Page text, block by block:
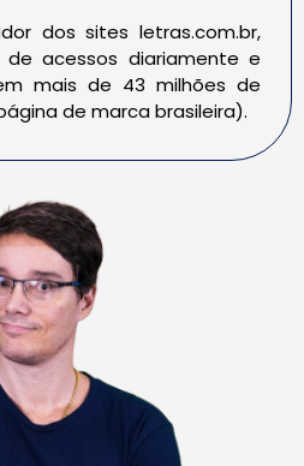
dos sites letras.com.br,
acessos diariamente e
mais de 43 milhões de
de marca brasileira).